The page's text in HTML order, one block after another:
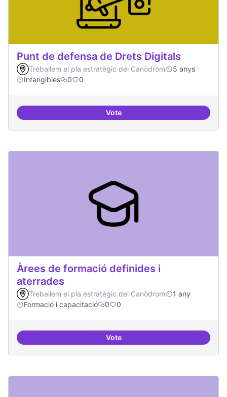
Punt de defensa de Drets Digitals
Treballem el pla estratègic del Canòdrom
5 anys
Intangibles
0 0
VotePunt de defensa de Drets Digitals
Àrees de formació definides i
aterrades
Treballem el pla estratègic del Canòdrom
1 any
Formació i capacitació
0 0
VoteÀrees de formació definides i